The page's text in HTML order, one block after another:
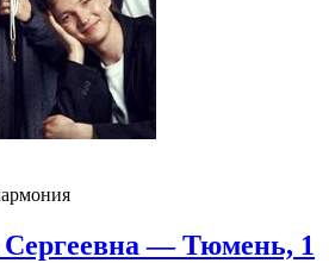
Сергеевна — Тюмень, 1